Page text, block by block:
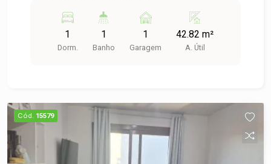
1
Dorm.
1
Banho
1
Garagem
42.82 m²
A. Útil
Cód. 15579